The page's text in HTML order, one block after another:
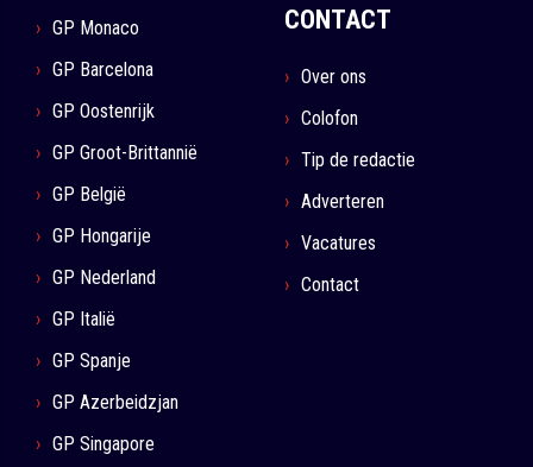
GP Monaco
GP Barcelona
GP Oostenrijk
GP Groot-Brittannië
GP België
GP Hongarije
GP Nederland
GP Italië
GP Spanje
GP Azerbeidzjan
GP Singapore
CONTACT
Over ons
Colofon
Tip de redactie
Adverteren
Vacatures
Contact